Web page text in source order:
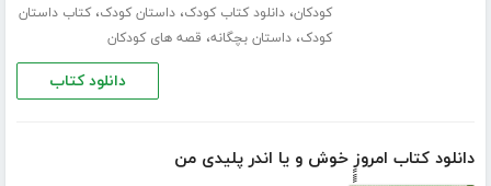
کودکان،دانلود کتاب کودک،داستان کودک،کتاب داستان
کودک،داستان بچگانه، قصه های کودکان
دانلود کتاب
دانلود کتاب امروزِِِِِِ خوش و یا اندر پلیدی من